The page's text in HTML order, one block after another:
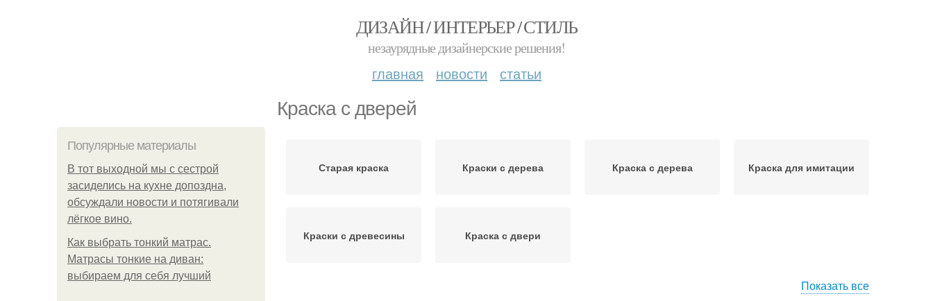
ДИЗАЙН / ИНТЕРЬЕР / СТИЛЬ
незаурядные дизайнерские решения!
главная новости статьи
Краска с дверей
Популярные материалы
В тот выходной мы с сестрой
засиделись на кухне допоздна,
обсуждали новости и потягивали
лёгкое вино.
Как выбрать тонкий матрас.
Матрасы тонкие на диван:
выбираем для себя лучший
Старая краска Краски с дерева Краска с дерева Краска для имитации
Краски с древесины Краска с двери
Показать все